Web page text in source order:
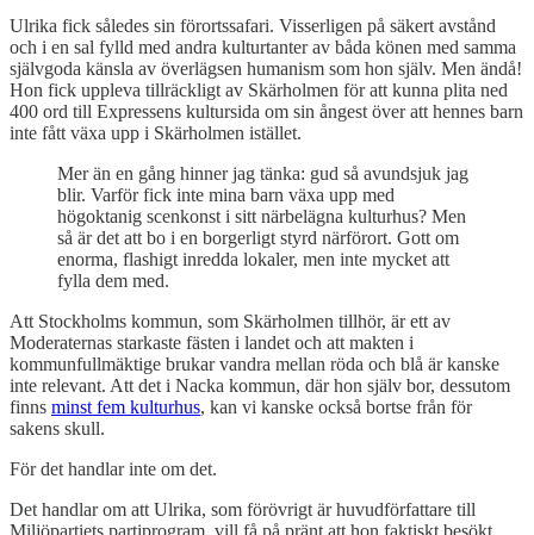
Ulrika fick således sin förortssafari. Visserligen på säkert avstånd
och i en sal fylld med andra kulturtanter av båda könen med samma
självgoda känsla av överlägsen humanism som hon själv. Men ändå!
Hon fick uppleva tillräckligt av Skärholmen för att kunna plita ned
400 ord till Expressens kultursida om sin ångest över att hennes barn
inte fått växa upp i Skärholmen istället.
Mer än en gång hinner jag tänka: gud så avundsjuk jag
blir. Varför fick inte mina barn växa upp med
högoktanig scenkonst i sitt närbelägna kulturhus? Men
så är det att bo i en borgerligt styrd närförort. Gott om
enorma, flashigt inredda lokaler, men inte mycket att
fylla dem med.
Att Stockholms kommun, som Skärholmen tillhör, är ett av
Moderaternas starkaste fästen i landet och att makten i
kommunfullmäktige brukar vandra mellan röda och blå är kanske
inte relevant. Att det i Nacka kommun, där hon själv bor, dessutom
finns minst fem kulturhus, kan vi kanske också bortse från för
sakens skull.
För det handlar inte om det.
Det handlar om att Ulrika, som förövrigt är huvudförfattare till
Miljöpartiets partiprogram, vill få på pränt att hon faktiskt besökt